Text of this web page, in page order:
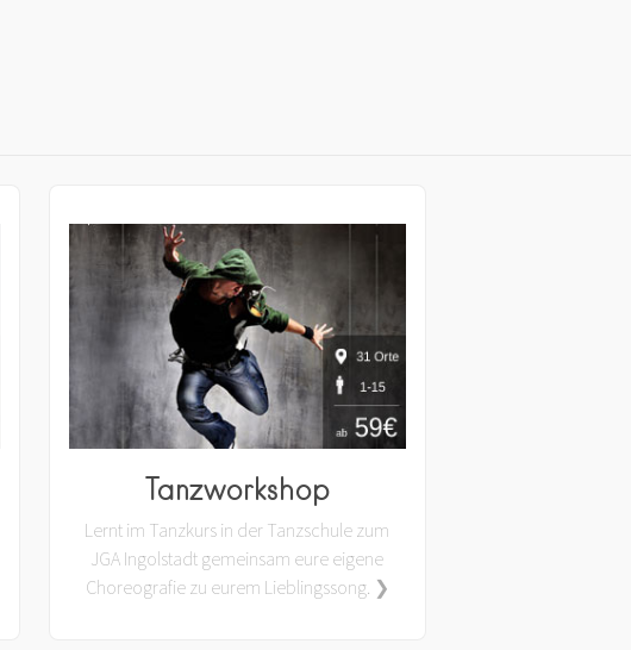
Tanzworkshop
Lernt im Tanzkurs in der Tanzschule zum
JGA Ingolstadt gemeinsam eure eigene
Choreografie zu eurem Lieblingssong. ❯